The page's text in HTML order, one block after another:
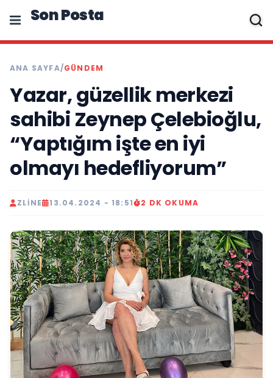
Son Posta
ANA SAYFA/GÜNDEM
Yazar, güzellik merkezi
sahibi Zeynep Çelebioğlu,
“Yaptığım işte en iyi
olmayı hedefliyorum”
ZLINE 13.04.2024 - 18:51 2 DK OKUMA